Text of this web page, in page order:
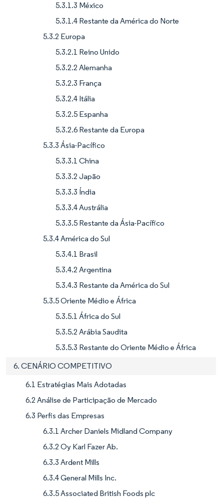
5.3.1.3 México
5.3.1.4 Restante da América do Norte
5.3.2 Europa
5.3.2.1 Reino Unido
5.3.2.2 Alemanha
5.3.2.3 França
5.3.2.4 Itália
5.3.2.5 Espanha
5.3.2.6 Restante da Europa
5.3.3 Ásia-Pacífico
5.3.3.1 China
5.3.3.2 Japão
5.3.3.3 Índia
5.3.3.4 Austrália
5.3.3.5 Restante da Ásia-Pacífico
5.3.4 América do Sul
5.3.4.1 Brasil
5.3.4.2 Argentina
5.3.4.3 Restante da América do Sul
5.3.5 Oriente Médio e África
5.3.5.1 África do Sul
5.3.5.2 Arábia Saudita
5.3.5.3 Restante do Oriente Médio e África
6. CENÁRIO COMPETITIVO
6.1 Estratégias Mais Adotadas
6.2 Análise de Participação de Mercado
6.3 Perfis das Empresas
6.3.1 Archer Daniels Midland Company
6.3.2 Oy Karl Fazer Ab.
6.3.3 Ardent Mills
6.3.4 General Mills Inc.
6.3.5 Associated British Foods plc